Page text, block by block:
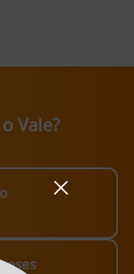
Vale?